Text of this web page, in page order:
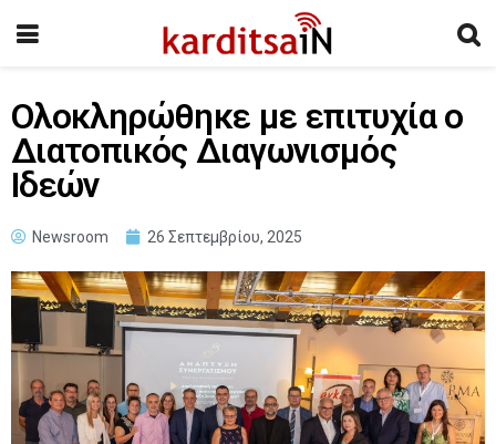
Ολοκληρώθηκε με επιτυχία ο
Διατοπικός Διαγωνισμός
Ιδεών
Newsroom 26 Σεπτεμβρίου, 2025